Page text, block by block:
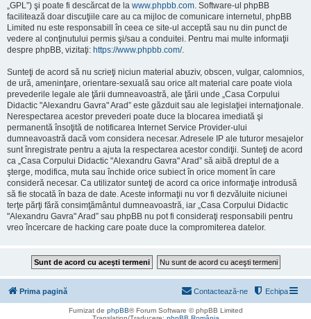
„GPL”) şi poate fi descărcat de la www.phpbb.com. Software-ul phpBB
facilitează doar discuţiile care au ca mijloc de comunicare internetul, phpBB
Limited nu este responsabill în ceea ce site-ul acceptă sau nu din punct de
vedere al conţinutului permis şi/sau a conduitei. Pentru mai multe informaţii
despre phpBB, vizitaţi: https://www.phpbb.com/.
Sunteţi de acord să nu scrieţi niciun material abuziv, obscen, vulgar, calomnios,
de ură, ameninţare, orientare-sexuală sau orice alt material care poate viola
prevederile legale ale ţării dumneavoastră, ale ţării unde „Casa Corpului
Didactic "Alexandru Gavra" Arad” este găzduit sau ale legislaţiei internaţionale.
Nerespectarea acestor prevederi poate duce la blocarea imediată şi
permanentă însoţită de notificarea Internet Service Provider-ului
dumneavoastră dacă vom considera necesar. Adresele IP ale tuturor mesajelor
sunt înregistrate pentru a ajuta la respectarea acestor condiţii. Sunteţi de acord
ca „Casa Corpului Didactic "Alexandru Gavra" Arad” să aibă dreptul de a
şterge, modifica, muta sau închide orice subiect în orice moment în care
consideră necesar. Ca utilizator sunteţi de acord ca orice informaţie introdusă
să fie stocată în baza de date. Aceste informaţii nu vor fi dezvăluite niciunei
terţe părţi fără consimţământul dumneavoastră, iar „Casa Corpului Didactic
"Alexandru Gavra" Arad” sau phpBB nu pot fi consideraţi responsabili pentru
vreo încercare de hacking care poate duce la compromiterea datelor.
Prima pagină Echipa
Contactează-ne
Furnizat de phpBB® Forum Software © phpBB Limited